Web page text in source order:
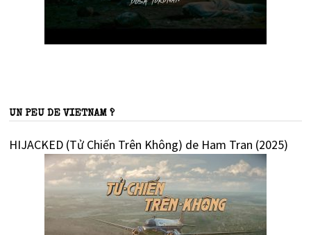
UN PEU DE VIETNAM ?
HIJACKED (Tử Chiến Trên Không) de Ham Tran (2025)